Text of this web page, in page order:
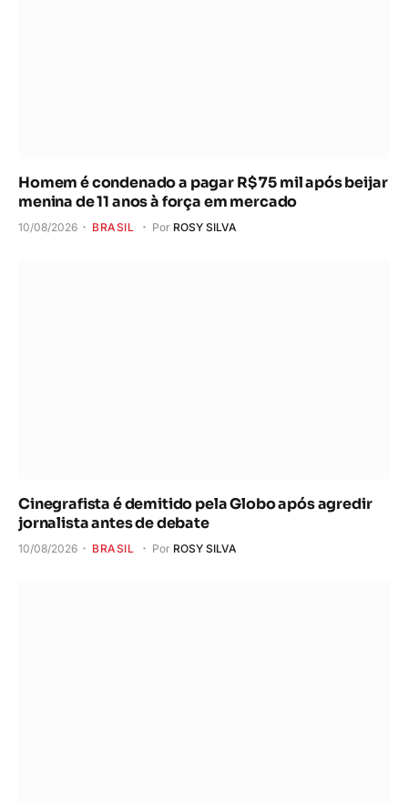
Homem é condenado a pagar R$ 75 mil após beijar
menina de 11 anos à força em mercado
10/08/2026 BRASIL Por ROSY SILVA
Cinegrafista é demitido pela Globo após agredir
jornalista antes de debate
10/08/2026 BRASIL Por ROSY SILVA